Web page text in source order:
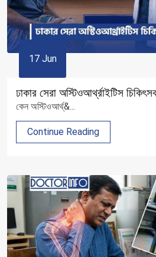
17 Jun
ঢাকার সেরা অস্টিওআর্থ্রাইটিস
কেন অস্টিওআর্থ্&...
Continue Reading